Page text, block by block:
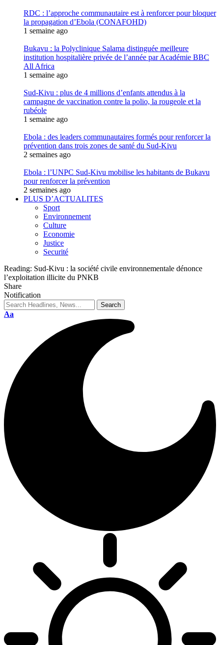
RDC : l’approche communautaire est à renforcer pour bloquer
la propagation d’Ebola (CONAFOHD)
1 semaine ago
Bukavu : la Polyclinique Salama distinguée meilleure
institution hospitalière privée de l’année par Académie BBC
All Africa
1 semaine ago
Sud-Kivu : plus de 4 millions d’enfants attendus à la
campagne de vaccination contre la polio, la rougeole et la
rubéole
1 semaine ago
Ebola : des leaders communautaires formés pour renforcer la
prévention dans trois zones de santé du Sud-Kivu
2 semaines ago
Ebola : l’UNPC Sud-Kivu mobilise les habitants de Bukavu
pour renforcer la prévention
2 semaines ago
PLUS D’ACTUALITES
Sport
Environnement
Culture
Economie
Justice
Securité
Reading: Sud-Kivu : la société civile environnementale dénonce
l’exploitation illicite du PNKB
Share
Notification
Aa